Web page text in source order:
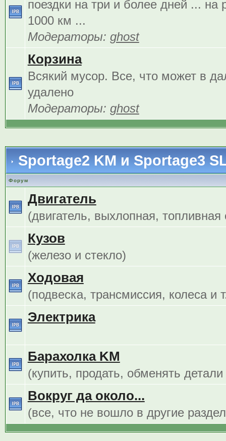
поездки на три и более дней ... на
1000 км ...
Модераторы: ghost
Корзина
Всякий мусор. Все, что может в
удалено
Модераторы: ghost
Sportage2 KM и Sportage3
Форум
Двигатель
(двигатель, выхлопная, топливная
Кузов
(железо и стекло)
Ходовая
(подвеска, трансмиссия, колеса и
Электрика
Барахолка KM
(купить, продать, обменять
Вокруг да около...
(все, что не вошло в другие